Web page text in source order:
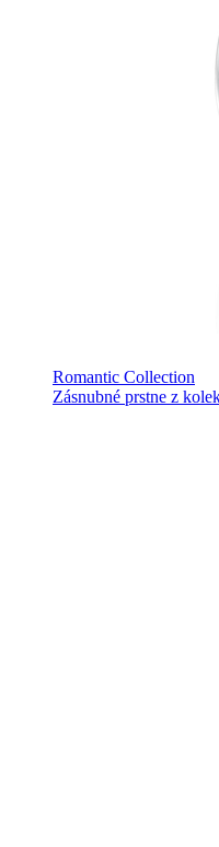
Romantic Collection
Zásnubné prstne z